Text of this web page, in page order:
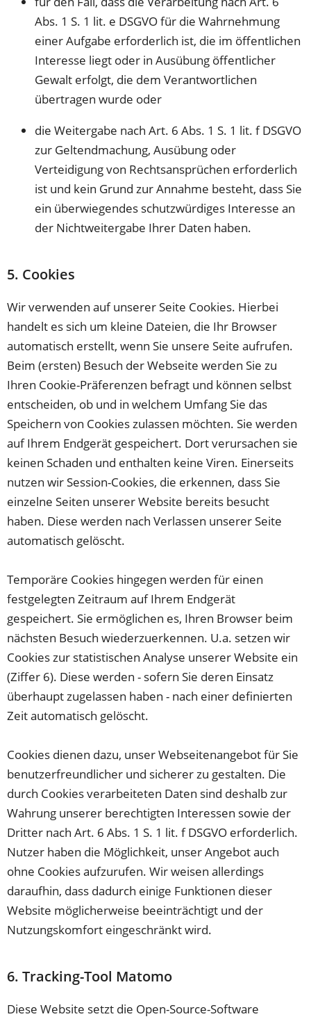
Abs. 1 S. 1 lit. e DSGVO für die Wahrnehmung
einer Aufgabe erforderlich ist, die im öffentlichen
Interesse liegt oder in Ausübung öffentlicher
Gewalt erfolgt, die dem Verantwortlichen
übertragen wurde oder
die Weitergabe nach Art. 6 Abs. 1 S. 1 lit. f DSGVO
zur Geltendmachung, Ausübung oder
Verteidigung von Rechtsansprüchen erforderlich
ist und kein Grund zur Annahme besteht, dass Sie
ein überwiegendes schutzwürdiges Interesse an
der Nichtweitergabe Ihrer Daten haben.
5. Cookies
Wir verwenden auf unserer Seite Cookies. Hierbei
handelt es sich um kleine Dateien, die Ihr Browser
automatisch erstellt, wenn Sie unsere Seite aufrufen.
Beim (ersten) Besuch der Webseite werden Sie zu
Ihren Cookie-Präferenzen befragt und können selbst
entscheiden, ob und in welchem Umfang Sie das
Speichern von Cookies zulassen möchten. Sie werden
auf Ihrem Endgerät gespeichert. Dort verursachen sie
keinen Schaden und enthalten keine Viren. Einerseits
nutzen wir Session-Cookies, die erkennen, dass Sie
einzelne Seiten unserer Website bereits besucht
haben. Diese werden nach Verlassen unserer Seite
automatisch gelöscht.
Temporäre Cookies hingegen werden für einen
festgelegten Zeitraum auf Ihrem Endgerät
gespeichert. Sie ermöglichen es, Ihren Browser beim
nächsten Besuch wiederzuerkennen. U.a. setzen wir
Cookies zur statistischen Analyse unserer Website ein
(Ziffer 6). Diese werden - sofern Sie deren Einsatz
überhaupt zugelassen haben - nach einer definierten
Zeit automatisch gelöscht.
Cookies dienen dazu, unser Webseitenangebot für Sie
benutzerfreundlicher und sicherer zu gestalten. Die
durch Cookies verarbeiteten Daten sind deshalb zur
Wahrung unserer berechtigten Interessen sowie der
Dritter nach Art. 6 Abs. 1 S. 1 lit. f DSGVO erforderlich.
Nutzer haben die Möglichkeit, unser Angebot auch
ohne Cookies aufzurufen. Wir weisen allerdings
daraufhin, dass dadurch einige Funktionen dieser
Website möglicherweise beeinträchtigt und der
Nutzungskomfort eingeschränkt wird.
6. Tracking-Tool Matomo
Diese Website setzt die Open-Source-Software